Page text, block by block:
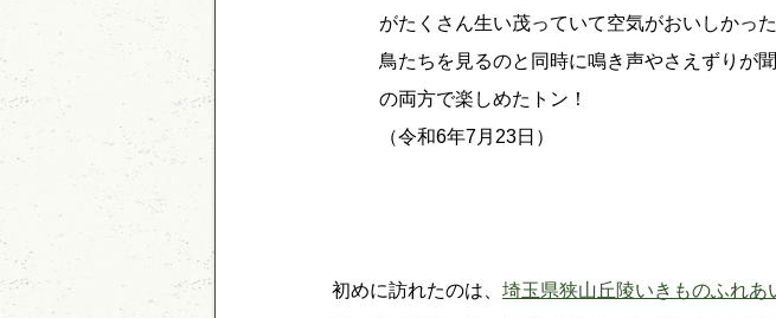
がたくさん生い茂っていて空気がおいしかっ
鳥たちを見るのと同時に鳴き声やさえずりが
の両方で楽しめたトン！
（令和6年7月23日）
初めに訪れたのは、 埼玉県狭山丘陵いきものふれあ